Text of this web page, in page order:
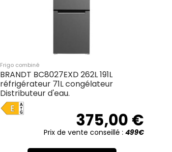
Frigo combiné
BRANDT BC8027EXD 262L 191L
réfrigérateur 71L congélateur
Distributeur d'eau.
E
375,00 €
Prix de vente conseillé : 499€